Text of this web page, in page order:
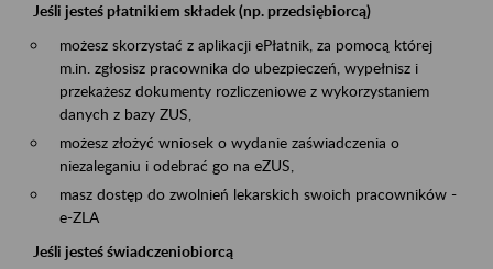
Jeśli jesteś płatnikiem składek (np. przedsiębiorcą)
możesz skorzystać z aplikacji ePłatnik, za pomocą której
m.in. zgłosisz pracownika do ubezpieczeń, wypełnisz i
przekażesz dokumenty rozliczeniowe z wykorzystaniem
danych z bazy ZUS,
możesz złożyć wniosek o wydanie zaświadczenia o
niezaleganiu i odebrać go na eZUS,
masz dostęp do zwolnień lekarskich swoich pracowników -
e-ZLA
Jeśli jesteś świadczeniobiorcą